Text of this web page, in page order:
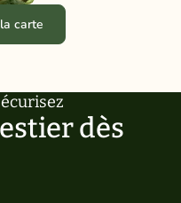
carte
dès